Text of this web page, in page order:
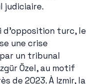
judiciaire.
d'opposition turc, le
une crise
un tribunal
Özel, au motif
de 2023. À Izmir, la